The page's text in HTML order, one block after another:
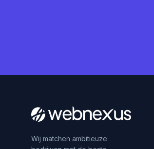
Wij matchen ambitieuze